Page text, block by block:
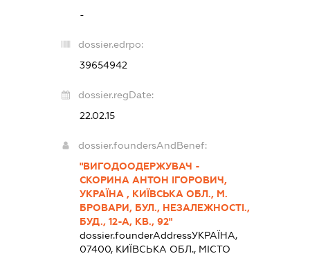
-
dossier.edrpo:
39654942
dossier.regDate:
22.02.15
dossier.foundersAndBenef:
"ВИГОДООДЕРЖУВАЧ -
СКОРИНА АНТОН ІГОРОВИЧ,
УКРАЇНА , КИЇВСЬКА ОБЛ., М.
БРОВАРИ, БУЛ., НЕЗАЛЕЖНОСТІ.,
БУД., 12-А, КВ., 92"
dossier.founderAddressУКРАЇНА,
07400, КИЇВСЬКА ОБЛ., МІСТО